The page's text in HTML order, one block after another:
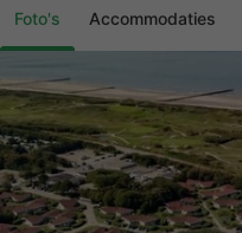
Foto's Accommodaties